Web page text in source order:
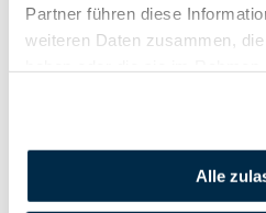
Partner führen diese
weiteren Daten zusammen,
Alle